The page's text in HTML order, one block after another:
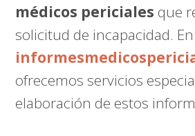
médicos periciales que
solicitud de incapacidad. En
ofrecemos servicios
elaboración de estos